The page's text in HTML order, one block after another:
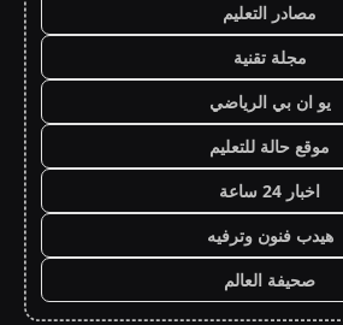
مصادر التعليم
مجلة تقنية
يو ان بي الرياضي
موقع حالة للتعليم
اخبار 24 ساعة
هيدب فنون وترفيه
صحيفة العالم